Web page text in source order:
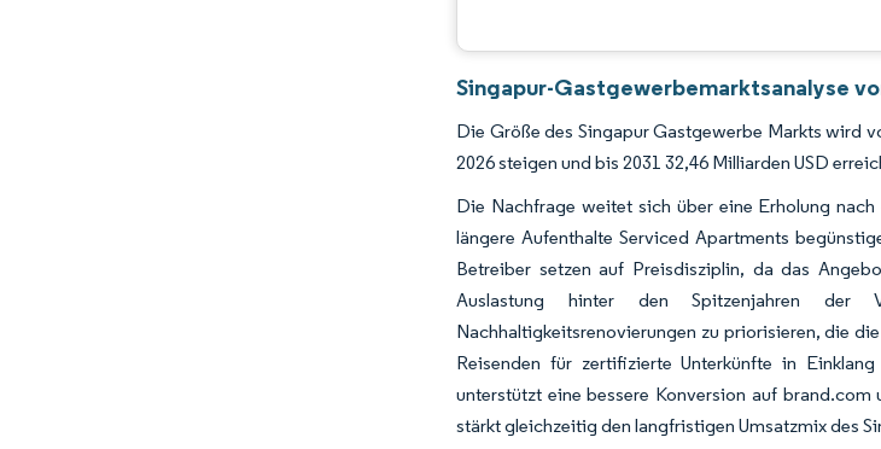
Singapur-Gastgewerbemarktsanalyse
Die Größe des Singapur Gastgewerbe Markts wird
2026 steigen und bis 2031 32,46 Milliarden USD
Die Nachfrage weitet sich über eine Erholung
längere Aufenthalte Serviced Apartments
Betreiber setzen auf Preisdisziplin, da das
Auslastung hinter den Spitzenjahren der
Nachhaltigkeitsrenovierungen zu priorisieren, die
Reisenden für zertifizierte Unterkünfte in
unterstützt eine bessere Konversion auf
stärkt gleichzeitig den langfristigen Umsatzmix des